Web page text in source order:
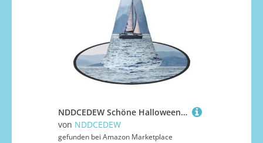
NDDCEDEW Schöne Halloween-Hüte mit Meeresdruck, Hexen-Zauberer-Hüte für Feste, Cosplay
von NDDCEDEW
gefunden bei Amazon Marketplace